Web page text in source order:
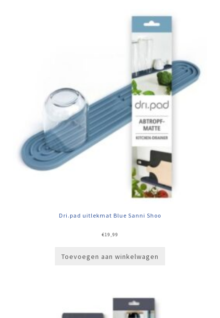
Dri.pad uitlekmat Blue Sanni Shoo
€19,99
Toevoegen aan winkelwagen